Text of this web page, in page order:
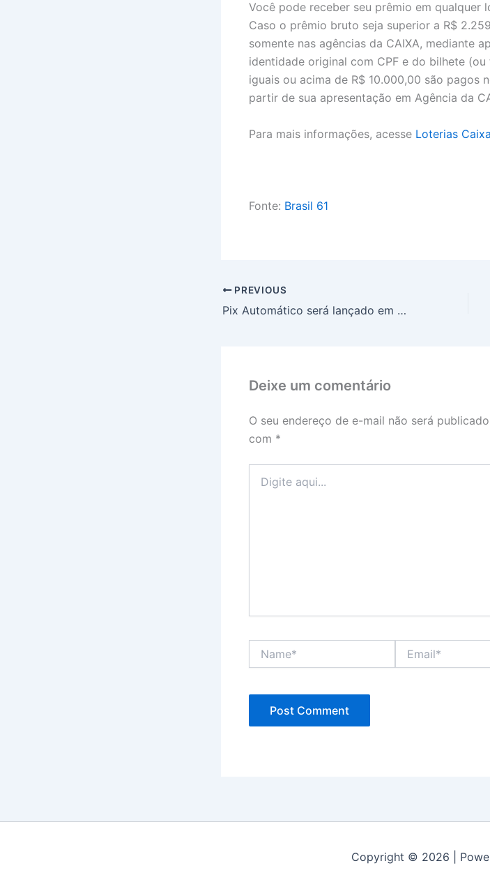
Você pode receber seu prêmio em qualquer
Caso o prêmio bruto seja superior a ​R$
somente nas agências da CAIXA, mediante
identidade original com CPF e do bilhete
iguais ou acima de R$ 10.000,00 são pagos
partir de sua apresentação em Agência da
Para mais informações, acesse Loterias Caixa
Fonte: Brasil 61
PREVIOUS
Pix Automático será lançado em junho e promete facilitar pagamentos recorrentes
Deixe um comentário
O seu endereço de e-mail não será
com *
aqui...
Copyright © 2026 |